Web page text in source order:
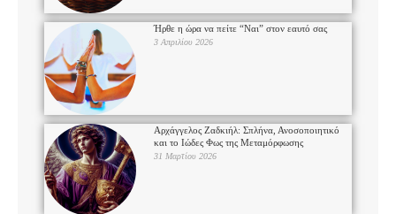
Ήρθε η ώρα να πείτε “Ναι” στον εαυτό σας
3 Απριλίου 2026
Αρχάγγελος Ζαδκιήλ: Σπλήνα, Ανοσοποιητικό
και το Ιώδες Φως της Μεταμόρφωσης
31 Μαρτίου 2026